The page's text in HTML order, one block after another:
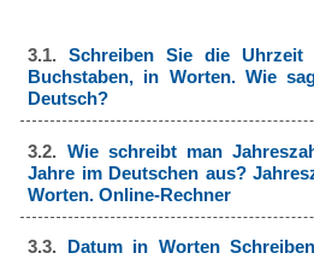
3.1.Schreiben Sie die Uhrzeit
Buchstaben, in Worten. Wie
Deutsch?
3.2. Wie schreibt man
Jahre im Deutschen aus?
Worten. Online-Rechner
3.3. Datum in Worten